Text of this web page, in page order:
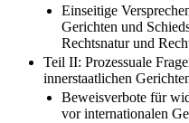
Einseitige
Gerichten und
Rechtsnatur und
Teil II: Prozessuale
innerstaatlichen
Beweisverbote für
vor internationalen